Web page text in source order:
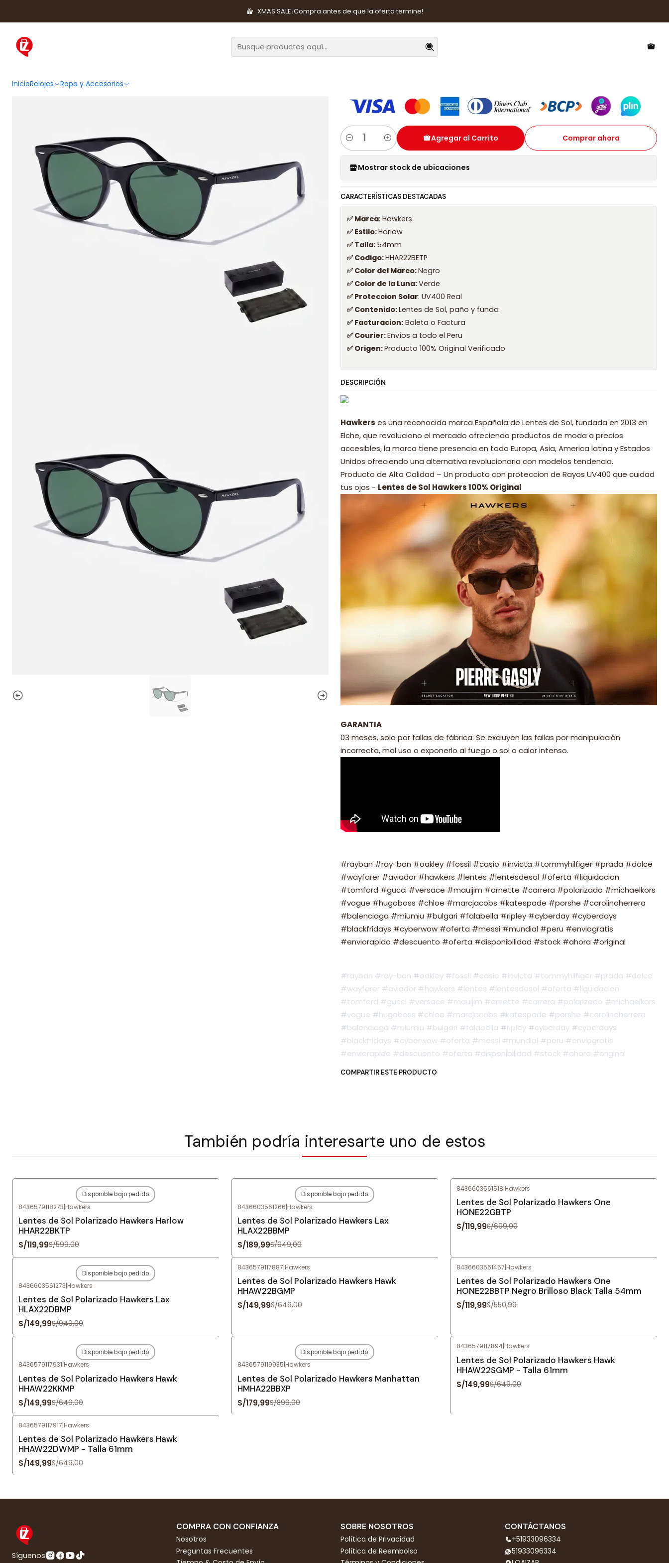
InicioRelojes Ropa y Accesorios
XMAS SALE ¡Compra antes de que la oferta termine!
Lentes y Accesorios Lentes de Sol Lentes de Sol Polarizado Hawkers Harlow Black Verde HHAR22BETP - Talla 54mm
Lentes de Sol Polarizado Hawkers Harlow
Cantidad
Agregar al Carrito Comprar ahora
Mostrar stock de ubicaciones
CARACTERÍSTICAS DESTACADAS
✅ Marca: Hawkers
✅ Estilo:Harlow
✅ Talla: 54mm
✅ Codigo:HHAR22BETP
✅ Color del Marco:Negro
✅ Color de la Luna:Verde
✅ Proteccion Solar: UV400 Real
✅ Contenido:Lentes de Sol, paño y funda
✅ Facturacion: Boleta o Factura
✅ Courier:Envíos a todo el Peru
✅ Origen:Producto 100% Original Verificado
DESCRIPCIÓN
Hawkers es una reconocida marca Española de Lentes de Sol, fundada en 2013 en
Elche, que revoluciono el mercado ofreciendo productos de moda a precios
accesibles, la marca tiene presencia en todo Europa, Asia, America latina y Estados
Unidos ofreciendo una alternativa revolucionaria con modelos tendencia.
Producto de Alta Calidad – Un producto con proteccion de Rayos UV400 que cuidad
tus ojos - Lentes de Sol Hawkers 100% Original
GARANTIA
03 meses, solo por fallas de fábrica. Se excluyen las fallas por manipulación
incorrecta, mal uso o exponerlo al fuego o sol o calor intenso.
#rayban #ray-ban #oakley #fossil #casio #invicta #tommyhilfiger #prada #dolce
#wayfarer #aviador #hawkers #lentes #lentesdesol #oferta #liquidacion
#tomford #gucci #versace #mauijim #arnette #carrera #polarizado #michaelkors
#vogue #hugoboss #chloe #marcjacobs #katespade #porshe #carolinaherrera
#balenciaga #miumiu #bulgari #falabella #ripley #cyberday #cyberdays
#blackfridays #cyberwow #oferta #messi #mundial #peru #enviogratis
#enviorapido #descuento #oferta #disponibilidad #stock #ahora #original
#rayban #ray-ban #oakley #fossil #casio #invicta #tommyhilfiger #prada #dolce
#wayfarer #aviador #hawkers #lentes #lentesdesol #oferta #liquidacion
#tomford #gucci #versace #mauijim #arnette #carrera #polarizado #michaelkors
#vogue #hugoboss #chloe #marcjacobs #katespade #porshe #carolinaherrera
#balenciaga #miumiu #bulgari #falabella #ripley #cyberday #cyberdays
#blackfridays #cyberwow #oferta #messi #mundial #peru #enviogratis
#enviorapido #descuento #oferta #disponibilidad #stock #ahora #original
COMPARTIR ESTE PRODUCTO
También podría interesarte uno de estos
Agotado
Disponible bajo pedido
8436579118273|Hawkers
Lentes de Sol Polarizado Hawkers Harlow
HHAR22BKTP
S/119,99S/599,00
Agotado
Disponible bajo pedido
8436603561266|Hawkers
Lentes de Sol Polarizado Hawkers Lax
HLAX22BBMP
S/189,99S/949,00
8436603561518|Hawkers
Lentes de Sol Polarizado Hawkers One
HONE22GBTP
S/119,99S/699,00
Agotado
Disponible bajo pedido
8436603561273|Hawkers
Lentes de Sol Polarizado Hawkers Lax
HLAX22DBMP
S/149,99S/949,00
8436579117887|Hawkers
Lentes de Sol Polarizado Hawkers Hawk
HHAW22BGMP
S/149,99S/649,00
8436603561457|Hawkers
Lentes de Sol Polarizado Hawkers One
HONE22BBTP Negro Brilloso Black Talla 54mm
S/119,99S/550,99
Agotado
Disponible bajo pedido
8436579117931|Hawkers
Lentes de Sol Polarizado Hawkers Hawk
HHAW22KKMP
S/149,99S/649,00
Agotado
Disponible bajo pedido
8436579119935|Hawkers
Lentes de Sol Polarizado Hawkers Manhattan
HMHA22BBXP
S/179,99S/899,00
8436579117894|Hawkers
Lentes de Sol Polarizado Hawkers Hawk
HHAW22SGMP - Talla 61mm
S/149,99S/649,00
8436579117917|Hawkers
Lentes de Sol Polarizado Hawkers Hawk
HHAW22DWMP - Talla 61mm
S/149,99S/649,00
Síguenos
COMPRA CON CONFIANZA
Nosotros
Preguntas Frecuentes
SOBRE NOSOTROS
Política de Privacidad
Política de Reembolso
CONTÁCTANOS
+51933096334
51933096334